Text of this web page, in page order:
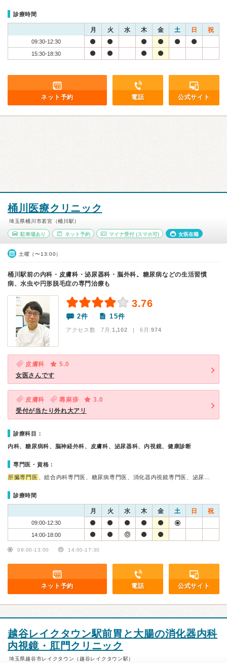
診療時間
月 火 水 木 金 土 日 祝
09:30-12:30
15:30-18:30
ネット予約 電話 公式サイト
桶川医療クリニック
埼玉県桶川市若宮（桶川駅）
駐車場あり ネット予約 マイナ受付 (スマホ可) 女医在籍
土曜（〜13:00）
桶川駅前の内科・皮膚科・泌尿器科・脳外科。糖尿病などの生活習慣
病、水虫や円形脱毛症の専門治療も
3.76
2件 15件
アクセス数 7月:1,102 | 6月:974
皮膚科
5.0
女医さんです
皮膚科 蕁麻疹
3.0
受付が当たり外れ大アリ
診療科目：
内科、糖尿病科、脳神経外科、皮膚科、泌尿器科、内視鏡、健康診断
専門医・資格：
肝臓専門医 、総合内科専門医、糖尿病専門医、消化器内視鏡専門医、泌尿…
診療時間
月 火 水 木 金 土 日 祝
09:00-12:30
14:00-18:00
09:00-13:00 14:00-17:30
ネット予約 電話 公式サイト
越谷レイクタウン駅前胃と大腸の消化器内科
内視鏡・肛門クリニック
埼玉県越谷市レイクタウン（越谷レイクタウン駅）